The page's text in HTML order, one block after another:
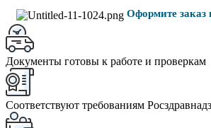
Оформите заказ
Документы готовы к работе и проверкам
Соответствуют требованиям